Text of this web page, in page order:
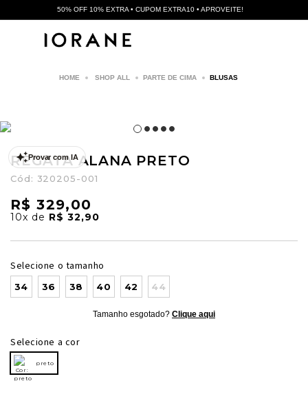
50% OFF 10% EXTRA • CUPOM EXTRA10 • APROVEITE!
SHOP ALL PARTE DE CIMA BLUSAS
Provar com IA
REGATA ALANA PRETO
Cód: 320205-001
R$ 329,00
10x de R$ 32,90
Selecione o tamanho
34 36 38 40 42 44
Tamanho esgotado? Clique aqui
Selecione a cor
preto